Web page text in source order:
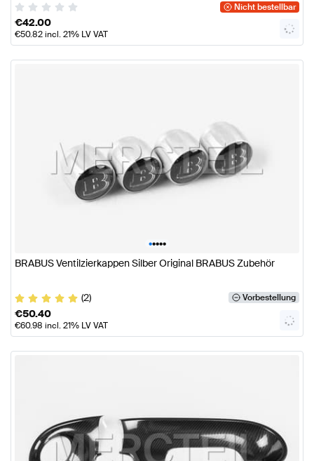
Nicht bestellbar
€42.00
€50.82incl. 21% LV VAT
•••••
BRABUS Ventilzierkappen Silber Original BRABUS Zubehör
(2) Vorbestellung
€50.40
€60.98 incl. 21% LV VAT